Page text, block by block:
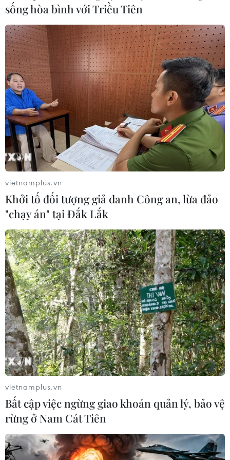
sống hòa bình với Triều Tiên
vietnamplus.vn
Khởi tố đối tượng giả danh Công an, lừa đảo
"chạy án" tại Đắk Lắk
vietnamplus.vn
Bất cập việc ngừng giao khoán quản lý, bảo vệ
rừng ở Nam Cát Tiên